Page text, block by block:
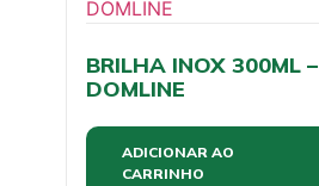
BRILHA INOX 300ML –
DOMLINE
ADICIONAR AO
CARRINHO